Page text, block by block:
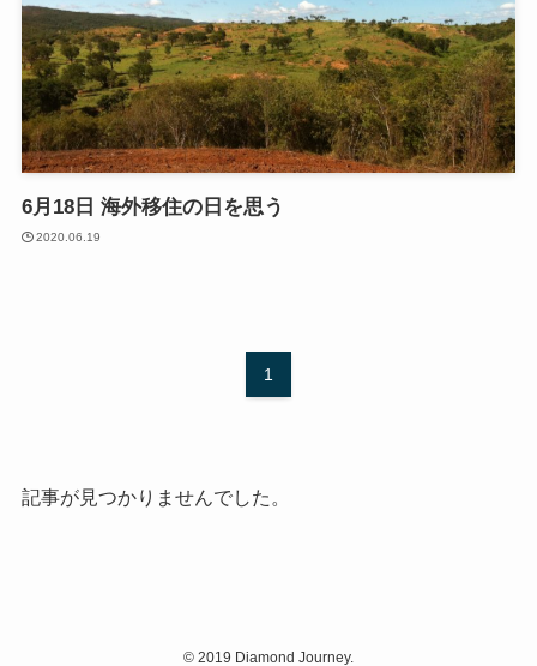
6月18日 海外移住の日を思う
2020.06.19
1
記事が見つかりませんでした。
© 2019 Diamond Journey.